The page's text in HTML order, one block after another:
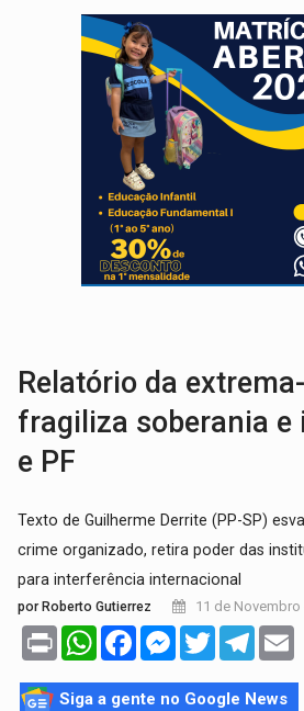
VÍDEO:FTICCO e Força Tática
INCLUSÃO: Prefeitura fortalece
DEFESA:Exército testa
TEMAS
PREVISÃO: Interior de
INFRAESTRUTURA: Após
A ILHA:Coreografia de
Relatório da
fragiliza soberania
e PF
Texto de Guilherme Derrite (PP-SP)
crime organizado, retira poder das
para interferência internacional
por Roberto Gutierrez 11 de Novembro
Print WhatsAppFacebookMessenger
Twitter
Siga a gente no Google News